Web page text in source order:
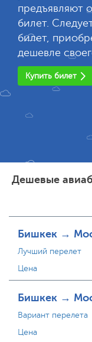
предъявляют
билет.
билет,
дешевле
Купить билет
Дешевые
Бишкек →
Лучший перелет
Цена
Бишкек →
Вариант перелета
Цена